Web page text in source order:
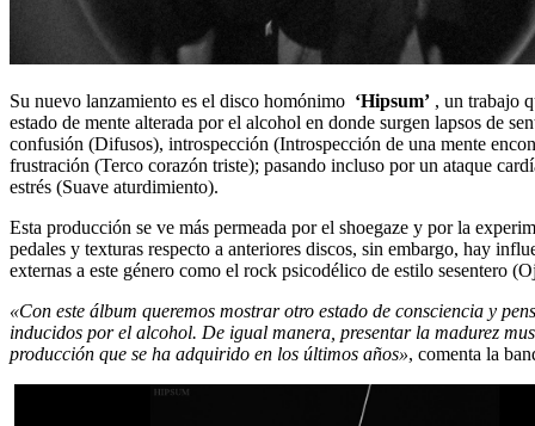
Su nuevo lanzamiento es el disco homónimo ‘Hipsum’ , un trabajo
estado de mente alterada por el alcohol en donde surgen lapsos de
confusión (Difusos), introspección (Introspección de una mente
frustración (Terco corazón triste); pasando incluso por un ataque
estrés (Suave aturdimiento).
Esta producción se ve más permeada por el shoegaze y por la
pedales y texturas respecto a anteriores discos, sin embargo, hay
externas a este género como el rock psicodélico de estilo sesentero
«Con este álbum queremos mostrar otro estado de consciencia y
inducidos por el alcohol. De igual manera, presentar la madurez
producción que se ha adquirido en los últimos años», comenta la